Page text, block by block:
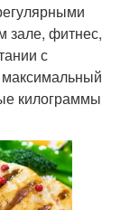
зале, фитнес,
с
килограммы